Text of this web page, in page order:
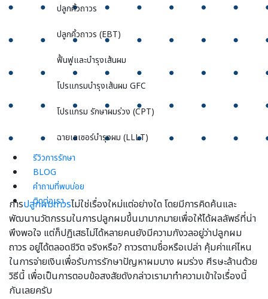
ปลูกคิ้วถาวร
ปลูกคิ้วถาวร (EBT)
ฟื้นฟูและบำรุงเส้นผม
โปรแกรมบำรุงเส้นผม GFC
โปรแกรม รักษาผมร่วง (CPT)
ฉายเลเซอร์บำรุงผม (LLLT)
รีวิวการรักษา
BLOG
คำถามที่พบบ่อย
ติดต่อเรา
การปลูกผมถาวรไม่ใช่เรื่องใหม่แต่อย่างใด โดยมีการคิดค้นและ
พัฒนานวัตกรรมในการปลูกผมขึ้นมามากมายเพื่อให้ได้ผลลัพธ์ที่น่า
พึงพอใจ แต่ก็ปฏิเสธไม่ได้หลายคนยังมีความกังวลอยู่ว่าปลูกผม
ถาวร อยู่ได้ตลอดชีวิต จริงหรือ? ถาวรตามชื่อหรือเปล่า คุ้มค่าแค่ไหน
ในการจ่ายเงินเพื่อรับการรักษาปัญหาผมบาง ผมร่วง ศีรษะล้านด้วย
วิธีนี้ เพื่อเป็นการตอบข้อสงสัยดังกล่าวเรามาทำความเข้าใจเรื่องนี้
กันเลยครับ